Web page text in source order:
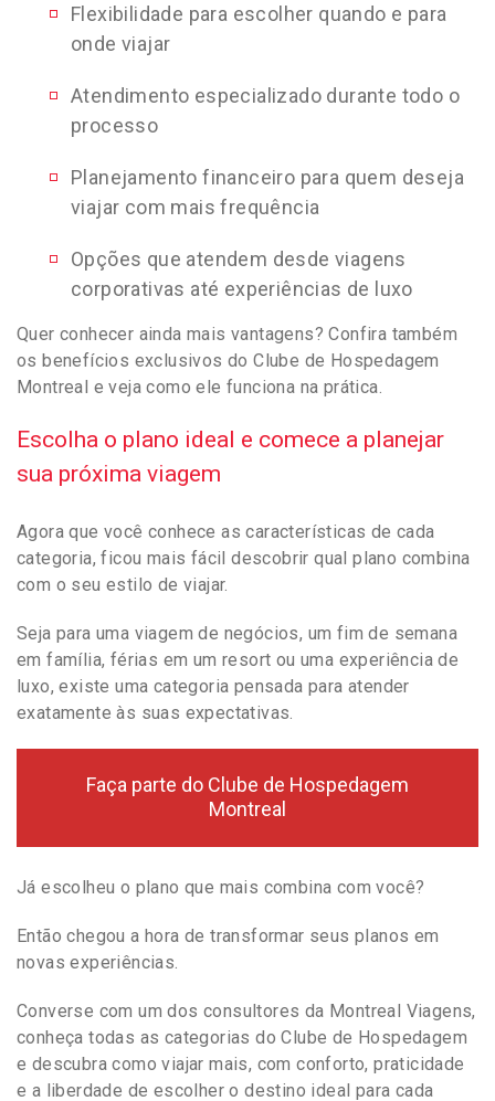
Flexibilidade para escolher quando e para
onde viajar
Atendimento especializado durante todo o
processo
Planejamento financeiro para quem deseja
viajar com mais frequência
Opções que atendem desde viagens
corporativas até experiências de luxo
Quer conhecer ainda mais vantagens? Confira também
os benefícios exclusivos do Clube de Hospedagem
Montreal e veja como ele funciona na prática.
Escolha o plano ideal e comece a planejar
sua próxima viagem
Agora que você conhece as características de cada
categoria, ficou mais fácil descobrir qual plano combina
com o seu estilo de viajar.
Seja para uma viagem de negócios, um fim de semana
em família, férias em um resort ou uma experiência de
luxo, existe uma categoria pensada para atender
exatamente às suas expectativas.
Faça parte do Clube de Hospedagem
Montreal
Já escolheu o plano que mais combina com você?
Então chegou a hora de transformar seus planos em
novas experiências.
Converse com um dos consultores da Montreal Viagens,
conheça todas as categorias do Clube de Hospedagem
e descubra como viajar mais, com conforto, praticidade
e a liberdade de escolher o destino ideal para cada